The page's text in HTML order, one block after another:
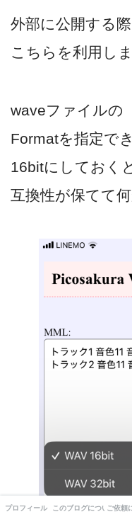
外部に公開する
こちらを利用し
waveファイルの
Formatを指定で
16bitにしておく
互換性が保てて
プロフィール このブログについてご依頼